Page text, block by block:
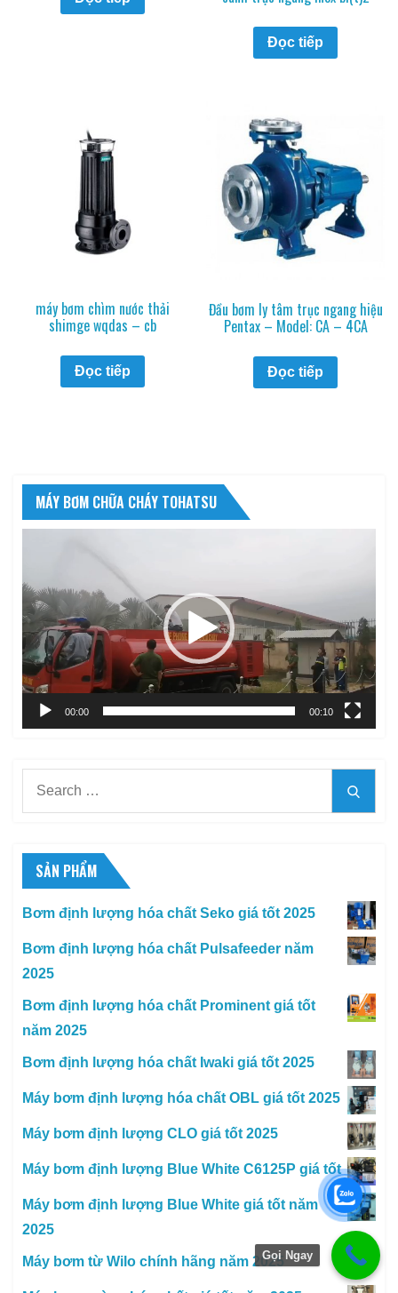
Đọc tiếp
máy bơm chìm nước thải
shimge wqdas – cb
Đọc tiếp
Đầu bơm ly tâm trục ngang hiệu
Pentax – Model: CA – 4CA
Đọc tiếp
MÁY BƠM CHỮA CHÁY TOHATSU
Video
00:00 00:10
SẢN PHẨM
Bơm định lượng hóa chất Seko giá tốt 2025
Bơm định lượng hóa chất Pulsafeeder năm
2025
Bơm định lượng hóa chất Prominent giá tốt
năm 2025
Bơm định lượng hóa chất Iwaki giá tốt 2025
Máy bơm định lượng hóa chất OBL giá tốt 2025
Máy bơm định lượng CLO giá tốt 2025
Máy bơm định lượng Blue White C6125P giá tốt
Máy bơm định lượng Blue White giá tốt năm
2025
Máy bơm từ Wilo chính hãng năm 2025Gọi Ngay